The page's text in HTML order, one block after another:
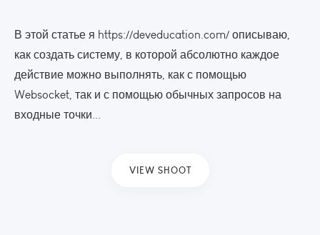
В этой статье я https://deveducation.com/ описываю,
как создать систему, в которой абсолютно каждое
действие можно выполнять, как с помощью
Websocket, так и с помощью обычных запросов на
входные точки...
VIEW SHOOT